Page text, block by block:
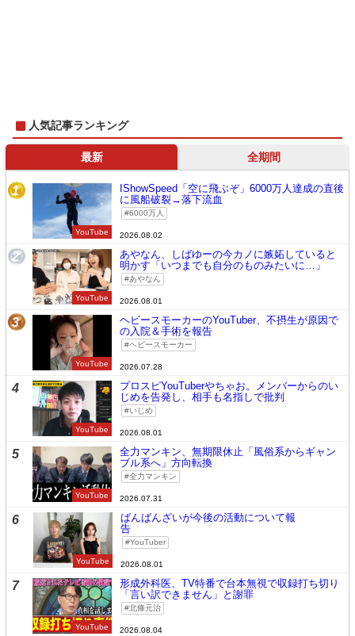
人気記事ランキング
最新 全期間
1
YouTube
IShowSpeed「空に飛ぶぞ」6000万人達成の直後
に風船破裂→落下流血
6000万人
2026.08.02
2
YouTube
あやなん、しばゆーの今カノに嫉妬していると
明かす「いつまでも自分のものみたいに…」
あやなん
2026.08.01
3
YouTube
ヘビースモーカーのYouTuber、不摂生が原因で
の入院＆手術を報告
ヘビースモーカー
2026.07.28
4
YouTube
プロスピYouTuberやちゃお。メンバーからのい
じめを告発し、相手も名指しで批判
いじめ
2026.08.01
5
YouTube
全力マンキン、無期限休止「風俗系からギャン
ブル系へ」方向転換
全力マンキン
2026.07.31
6
YouTube
ばんばんざいが今後の活動について報
告
YouTuber
2026.08.01
7
YouTube
形成外科医、TV特番で台本無視で収録打ち切り
「言い訳できません」と謝罪
北條元治
2026.08.04